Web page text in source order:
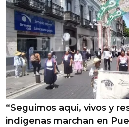
“Seguimos aquí, vivos y
indígenas marchan en